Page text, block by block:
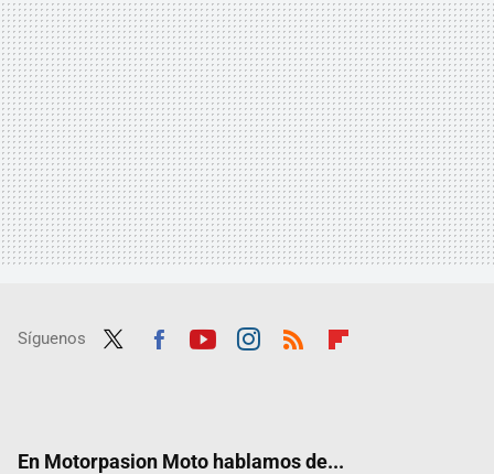
Síguenos
En Motorpasion Moto hablamos de...